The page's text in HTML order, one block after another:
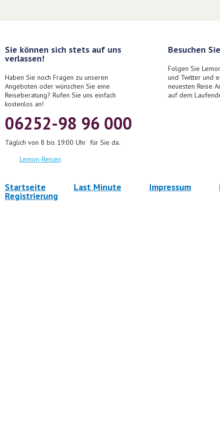
Sie können sich stets auf uns
verlassen!
Haben Sie noch Fragen zu unseren
Angeboten oder wünschen Sie eine
Reiseberatung? Rufen Sie uns einfach
kostenlos an!
06252-98 96 000
Täglich von 8 bis 19:00 Uhr für Sie da.
Lemon-Reisen
Besuchen
Folgen Sie
und Twitter und
neuesten Reise
auf dem
Startseite Last Minute Impressum
Registrierung